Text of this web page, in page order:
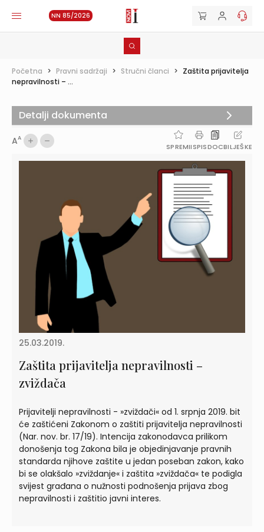
NN 85/2026
Početna > Pravni sadržaji > Stručni članci > Zaštita prijavitelja
nepravilnosti – ...
AA
SPREMIISPISDOCBILJEŠKE
25.03.2019.
Zaštita prijavitelja nepravilnosti –
zviždača
Prijavitelji nepravilnosti - »zviždači« od 1. srpnja 2019. bit
će zaštićeni Zakonom o zaštiti prijavitelja nepravilnosti
(Nar. nov. br. 17/19). Intencija zakonodavca prilikom
donošenja tog Zakona bila je objedinjavanje pravnih
standarda njihove zaštite u jedan poseban zakon, kako
bi se olakšalo »zviždanje« i zaštita »zviždača« te podigla
svijest građana o nužnosti podnošenja prijava zbog
nepravilnosti i zaštitio javni interes.
Detalji dokumenta